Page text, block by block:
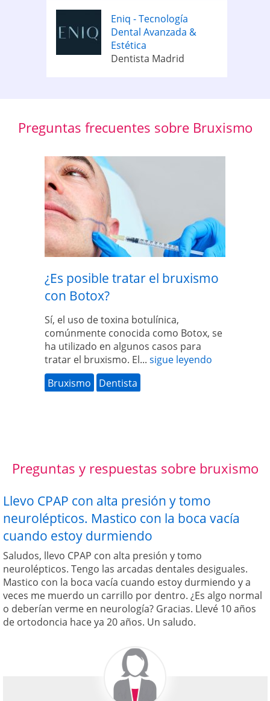
Eniq - Tecnología
Dental Avanzada &
Estética
Dentista Madrid
Preguntas frecuentes sobre Bruxismo
¿Es posible tratar el bruxismo
con Botox?
Sí, el uso de toxina botulínica,
comúnmente conocida como Botox, se
ha utilizado en algunos casos para
tratar el bruxismo. El... sigue leyendo
Bruxismo
Dentista
Preguntas y respuestas sobre bruxismo
Llevo CPAP con alta presión y tomo
neurolépticos. Mastico con la boca vacía
cuando estoy durmiendo
Saludos, llevo CPAP con alta presión y tomo
neurolépticos. Tengo las arcadas dentales desiguales.
Mastico con la boca vacía cuando estoy durmiendo y a
veces me muerdo un carrillo por dentro. ¿Es algo normal
o deberían verme en neurología? Gracias. Llevé 10 años
de ortodoncia hace ya 20 años. Un saludo.